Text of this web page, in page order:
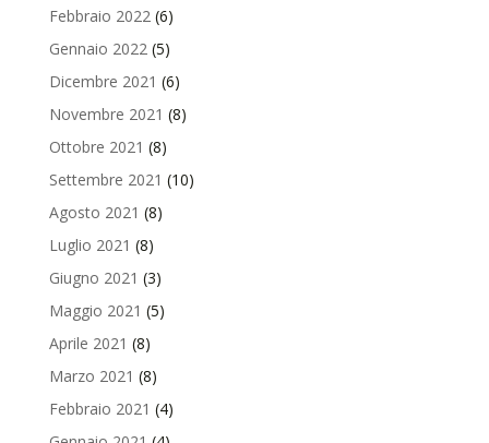
Febbraio 2022(6)
Gennaio 2022(5)
Dicembre 2021 (6)
Novembre 2021 (8)
Ottobre 2021 (8)
Settembre 2021 (10)
Agosto 2021 (8)
Luglio 2021 (8)
Giugno 2021 (3)
Maggio 2021 (5)
Aprile 2021 (8)
Marzo 2021 (8)
Febbraio 2021 (4)